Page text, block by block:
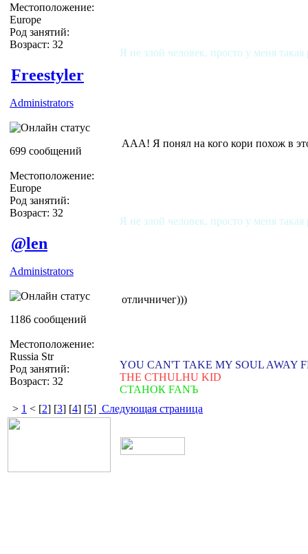
Местоположение:
Europe
Род занятий:
Возраст: 32
Я не злой человек, просто у меня
Freestyler
Administrators
699 сообщений
Местоположение:
Europe
Род занятий:
Возраст: 32
ААА! Я понял на кого кори похож в
Я не злой человек, просто у меня
@len
Administrators
1186 сообщений
Местоположение:
Russia Str
Род занятий:
Возраст: 32
отличничег)))
YOU CAN'T TAKE MY SOUL AWAY
THE CTHULHU KID
СТАНОК FANЪ
> 1 < [2] [3] [4] [5] Следующая страница